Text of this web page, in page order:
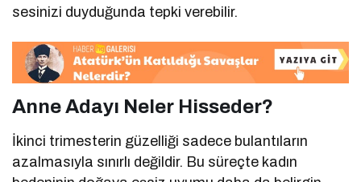
sesinizi duyduğunda tepki verebilir.
Anne Adayı Neler Hisseder?
İkinci trimesterin güzelliği sadece bulantıların
azalmasıyla sınırlı değildir. Bu süreçte kadın